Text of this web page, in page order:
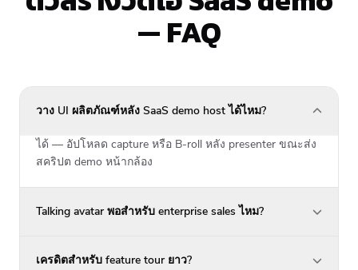
— FAQ
วาง UI ผลิตภัณฑ์หลัง SaaS demo host ได้ไหม?
ได้ — อัปโหลด capture หรือ B-roll หลัง presenter ขณะส่ง
สคริปต demo หน้ากล้อง
Talking avatar พอสำหรับ enterprise sales ไหม?
เครดิตสำหรับ feature tour ยาว?